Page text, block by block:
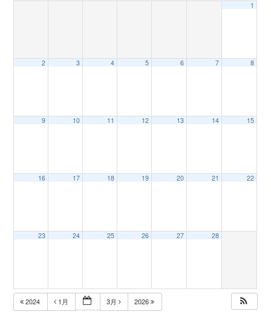
i1
2 3 4 5 6 7 8
9 10 11 12 13 14 15
16 17 18 19 20 21 22
23 24 25 26 27 28
2024 1月 3月 2026